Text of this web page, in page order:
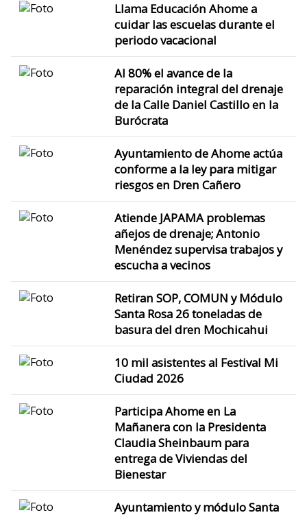
Llama Educación Ahome a
cuidar las escuelas durante el
periodo vacacional
Al 80% el avance de la
reparación integral del drenaje
de la Calle Daniel Castillo en la
Burócrata
Ayuntamiento de Ahome actúa
conforme a la ley para mitigar
riesgos en Dren Cañero
Atiende JAPAMA problemas
añejos de drenaje; Antonio
Menéndez supervisa trabajos y
escucha a vecinos
Retiran SOP, COMUN y Módulo
Santa Rosa 26 toneladas de
basura del dren Mochicahui
10 mil asistentes al Festival Mi
Ciudad 2026
Participa Ahome en La
Mañanera con la Presidenta
Claudia Sheinbaum para
entrega de Viviendas del
Bienestar
Ayuntamiento y módulo Santa